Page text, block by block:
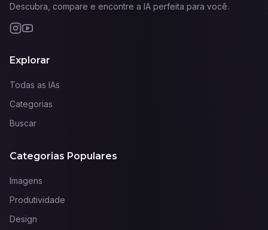
Descubra, compare e encontre a IA perfeita para você.
Explorar
Todas as IAs
Categorias
Buscar
Categorias Populares
Imagens
Produtividade
Design